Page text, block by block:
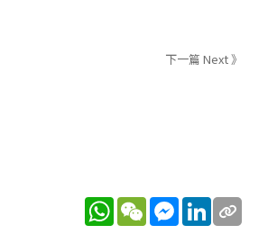
下一篇 Next 》
WhatsApp
WeChatMessenger
LinkedIn